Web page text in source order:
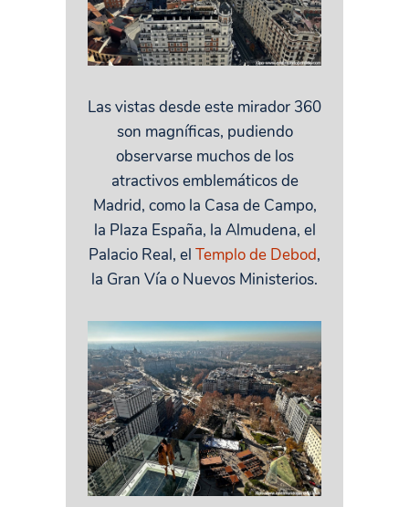
Las vistas desde este mirador 360
son magníficas, pudiendo
observarse muchos de los
atractivos emblemáticos de
Madrid, como la Casa de Campo,
la Plaza España, la Almudena, el
Palacio Real, el Templo de Debod,
la Gran Vía o Nuevos Ministerios.